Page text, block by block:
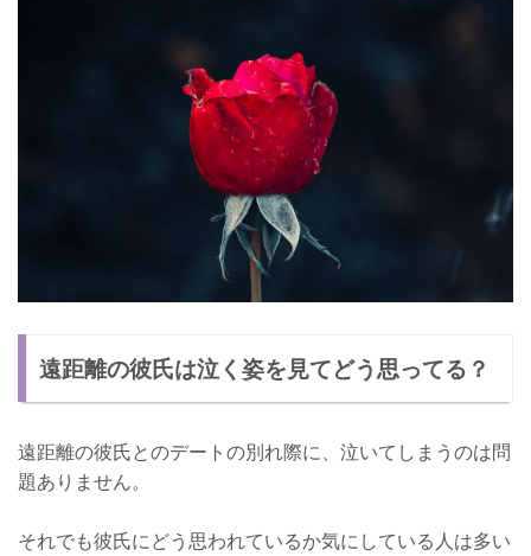
遠距離の彼氏は泣く姿を見てどう思ってる？
遠距離の彼氏とのデートの別れ際に、泣いてしまうのは問
題ありません。
それでも彼氏にどう思われているか気にしている人は多い